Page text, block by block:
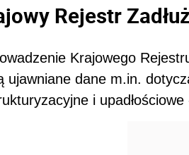
Rejestr
Krajowego
ujawniane dane m.in.
i